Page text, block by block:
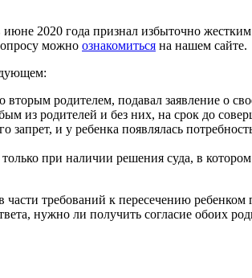
2020 года признал избыточно
можно ознакомиться на нашем сайте.
родителем, подавал заявление о
из родителей и без них, на срок до
и у ребенка появлялась
при наличии решения суда, в
требований к пересечению
нужно ли получить согласие обоих